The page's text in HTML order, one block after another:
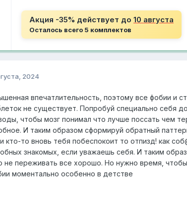
Акция -35% действует до 10 августа
Осталось всего 5 комплектов
2024
впечатлительность, поэтому все фобии и
не существует. Попробуй специально себя
чтобы мозг понимал что лучше поссать чем
И таким образом сформируй обратный
кто-то вновь тебя побеспокоит то отпизд! как
знакомых, если уважаешь себя. И таким
не переживать все хорошо. Но нужно время,
моментально особенно в детстве